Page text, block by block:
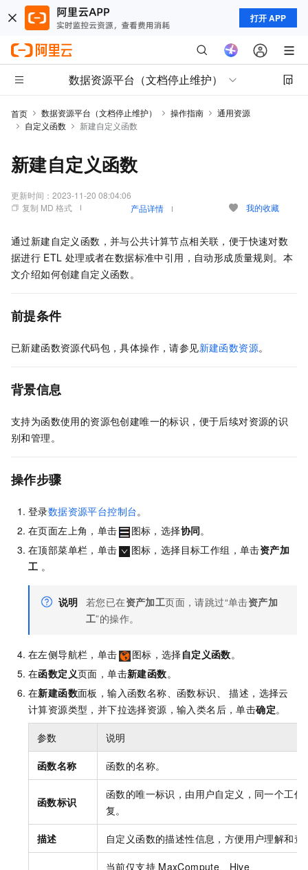
打开 APP
数据资源平台（文档停止维护）
首页 数据资源平台（文档停止维护） 操作指南
通用资源
自定义函数
新建自定义函数
新建自定义函数
更新时间： 2023-11-20 08:04:06
复制 MD 格式
产品详情 我的收藏
通过新建自定义函数，并与公共计算节点相关联，便于快速对数
据进行 ETL 处理或者在数据标准中引用，自动形成质量规则。本
文介绍如何创建自定义函数。
前提条件
已新建函数资源代码包，具体操作，请参见新建函数资源。
背景信息
支持为函数使用的资源包创建唯一的标识，便于后续对资源的识
别和管理。
操作步骤
登录数据资源平台控制台。
在页面左上角，单击
图标，选择协同。
在顶部菜单栏，单击
图标，选择目标工作组，单击资产加
工 。
说明 若您已在资产加工页面，请跳过“单击资产加
工”的操作。
在左侧导航栏，单击 图标，选择自定义函数。
在函数定义页面，单击新建函数。
在新建函数面板，输入函数名称、函数标识、 描述，选择云
计算资源类型，并下拉选择资源，输入类名后，单击确定。
参数 说明
函数名称 函数的名称。
函数标识
函数的唯一标识，由用户自定义，同一个工作
复。
描述 自定义函数的描述性信息，方便用户理解和查
当前仅支持 MaxCompute、Hive、